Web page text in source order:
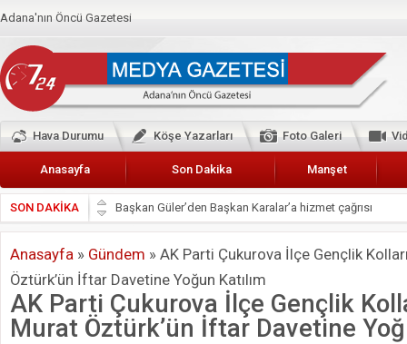
Adana'nın Öncü Gazetesi
Hava Durumu Köşe Yazarları Foto Galeri
Anasayfa Son Dakika Manşet
SON DAKİKA
Başkan Güler’den Başkan Karalar’a hizmet çağrısı
Lokantacılar ve Kebapçılar Esnaf Odası Başkanı Şefik
Hak-İş Abdurrahman Yücel
HDP İL BİNASININ ÖNÜNDE ANNELER TARİH
CEYHAN TİCARET ODASI
Anasayfa » Gündem » AK Parti Çukurova İlçe Gençlik
Öztürk’ün İftar Davetine Yoğun Katılım
AK Parti Çukurova İlçe Gençlik
Murat Öztürk’ün İftar Davetine